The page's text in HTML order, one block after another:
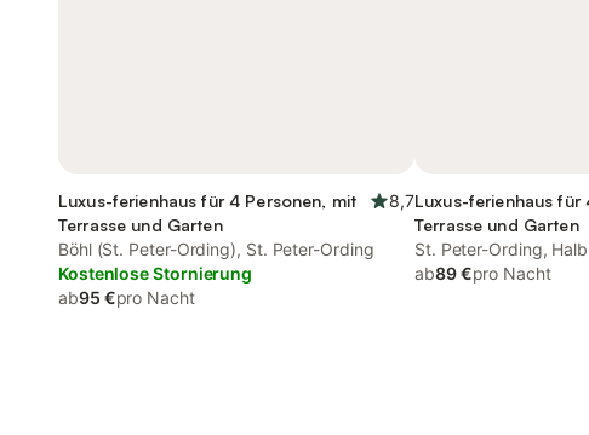
Luxus-ferienhaus für 4 Personen, mit
Terrasse und Garten
8,7
Böhl (St. Peter-Ording), St. Peter-Ording
Kostenlose Stornierung
ab95 €pro Nacht
Luxus-ferienhaus für
Terrasse und Garten
St. Peter-Ording,
ab89 €pro Nacht